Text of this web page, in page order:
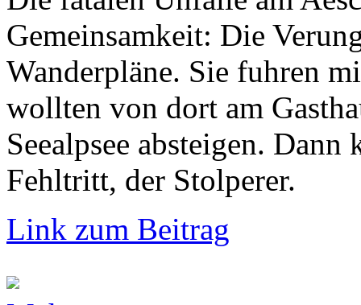
Gemeinsamkeit: Die
Wanderpläne. Sie fuhren
wollten von dort am
Seealpsee absteigen.
Fehltritt, der Stolperer.
Link zum Beitrag